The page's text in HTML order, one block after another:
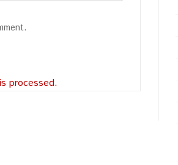
processed.